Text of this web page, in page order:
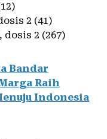
2 (41)
dosis 2 (267)
Bandar
Raih
Indonesia